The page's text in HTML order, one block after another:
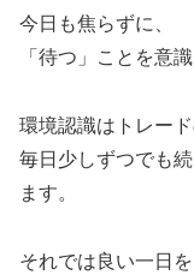
今日も焦らずに、
「待つ」ことを意
環境認識はトレード
毎日少しずつでも
ます。
それでは良い一日を